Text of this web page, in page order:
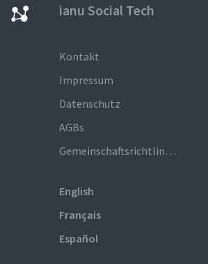
ianu Social Tech
Kontakt
Impressum
Datenschutz
AGBs
Gemeinschaftsrichtlinien
English
Français
Español